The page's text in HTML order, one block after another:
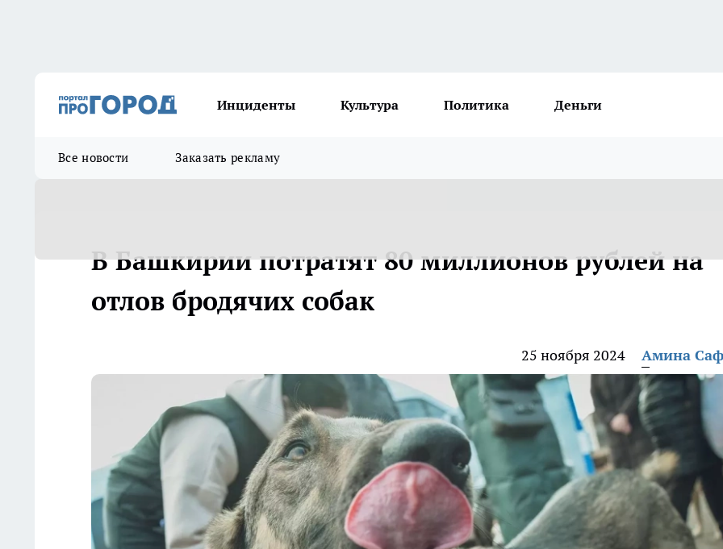
Инциденты Культура Политика Деньги
Все новости Заказать рекламу
В Башкирии потратят 80 миллионов рублей на
отлов бродячих собак
25 ноября 2024 Амина